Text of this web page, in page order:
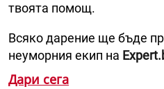
твоята помощ.
Всяко дарение ще бъде
неуморния екип на
Дари сега